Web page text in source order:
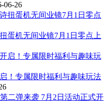
06-26
蛋机无间业镜7月1日零点上
！专属限时福利与趣味玩法